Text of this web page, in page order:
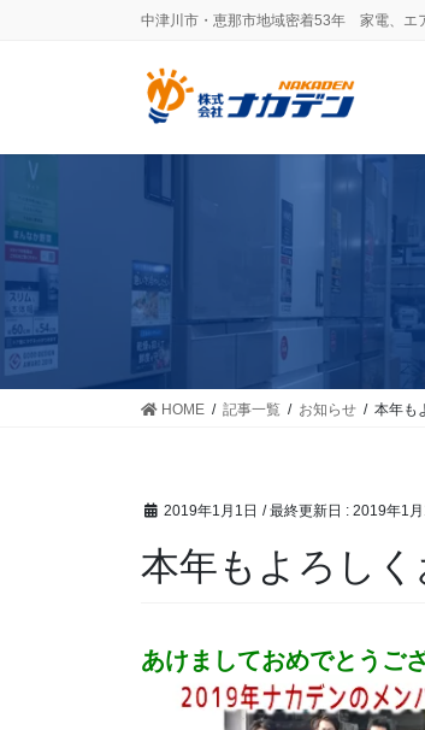
に
ョ
移
中津川市・恵那市地域密着53年 家電、エ
HOME 記事一覧 お知らせ 本年も
2019年1月1日 / 最終更新日 : 2019年1月
本年もよろし
あけましておめでとうご